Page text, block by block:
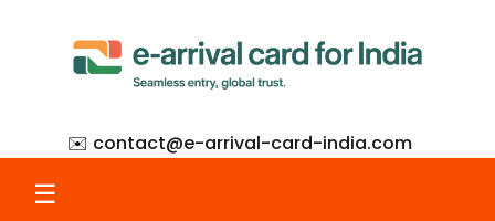
✉️ contact@e-arrival-card-india.com
☰